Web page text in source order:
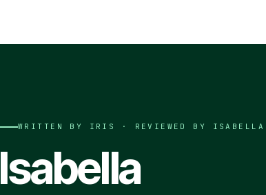
WRITTEN BY IRIS · REVIEWED BY ISABELLA
Isabella